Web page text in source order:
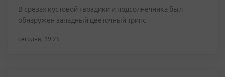
В срезах кустовой гвоздики и подсолнечника был
обнаружен западный цветочный трипс
сегодня, 19:25